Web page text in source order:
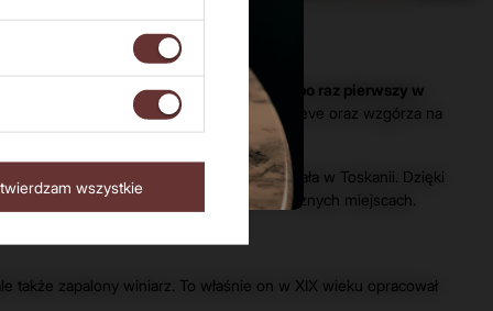
właśnie on wydał przełomowy dekret, który
po raz pierwszy w
wioski Ligi Chianti, miasteczko Greve oraz wzgórza na
ogromnej rangi, jaką produkcja wina miała w Toskanii. Dzięki
się do trunków produkowanych w różnych miejscach.
także zapalony winiarz. To właśnie on w XIX wieku opracował
wszystkie